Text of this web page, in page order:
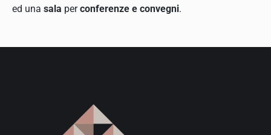
ed una sala perconferenze e convegni.